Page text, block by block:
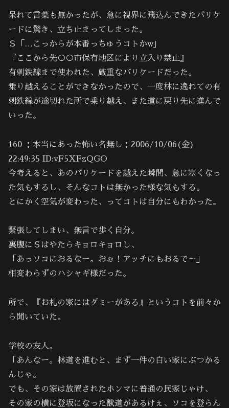
呆れて言葉も無かったが、急に視界に飛込んできたバリケ
ードに驚き、立ち止まってしまった。
Ｓ「…こっからが本番っちゅうコトかw｣
『ここから先○○市保有地区により立入り禁止』
有刺鉄線まで使われた、厳重なバリケードだった。
乗り越えることができなかったので、一度林に逸れての有
刺鉄線が途切れた所で乗り越え、また道に戻り先に進んで
いった。
160 ：本当にあった怖い名無し：2006/10/06(金)
22:49:35 ID:vF5XFzQGO
今考えると、あのバリケードを越えた瞬間、急に寒くなっ
た気もするし、そんなコトは無かった様な気もする。
とにかく空気が変わった、ってコトは自分にもわかった。
緊張してしまい、無言で歩く自分。
裏腹にＳはやたらキョロキョロし、
「あっソコにおるなー。おぉ！アッチにもおるで～」
相変わらずのハシャギ様だった。
所で、『お札の家にはダミーがある』というコトを前々か
ら聞いていた。
学校の友人。
「あんなー。林道を進むと、まず一件の白い家にぶつかる
んじゃ。
でも、その家は放置されたホンマに普通の民家じゃけ、
その家の横に登坂になった獣道があるけぇ、ソコを登らん